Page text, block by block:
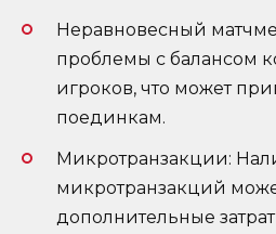
Неравновесный
проблемы с балансом
игроков, что может
поединкам.
Микротранзакции:
микротранзакций
дополнительные